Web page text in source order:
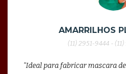
AMARRILHOS
(11) 2951-9444 -
"Ideal para fabricar mascara